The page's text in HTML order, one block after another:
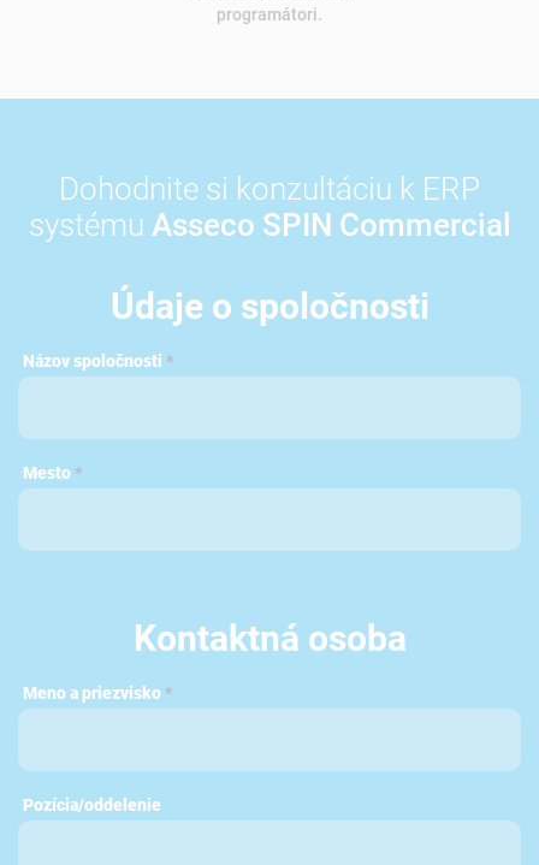
programátori.
Dohodnite si konzultáciu k ERP
systému Asseco SPIN Commercial
Údaje o spoločnosti
Názov spoločnosti *
Mesto*
Kontaktná osoba
Meno a priezvisko*
Pozícia/oddelenie